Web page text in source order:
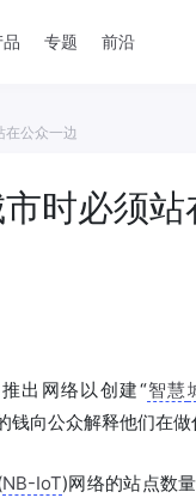
品 专题 前沿
在公众一边
时必须站
出网络以创建“智慧
向公众解释他们在做
NB-IoT)网络的站点数